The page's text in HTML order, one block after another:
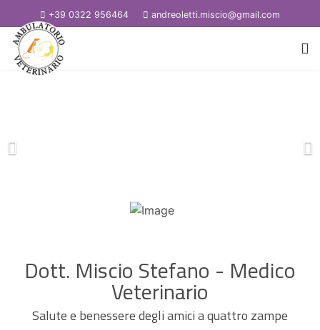
+39 0322 956464 andreoletti.miscio@gmail.com
Dott. Miscio Stefano - Medico
Veterinario
Salute e benessere degli amici a quattro zampe